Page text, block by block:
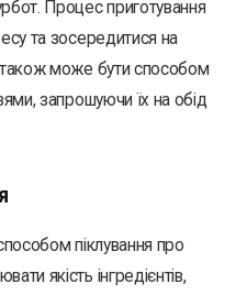
Процес приготування
та зосередитися на
також може бути способом
запрошуючи їх на обід
піклування про
якість інгредієнтів,